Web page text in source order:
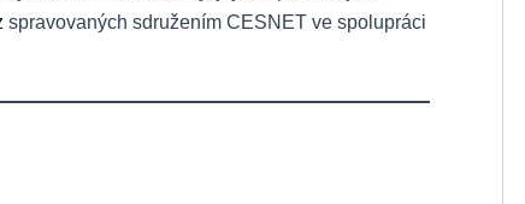
spravovaných sdružením CESNET ve spolupráci